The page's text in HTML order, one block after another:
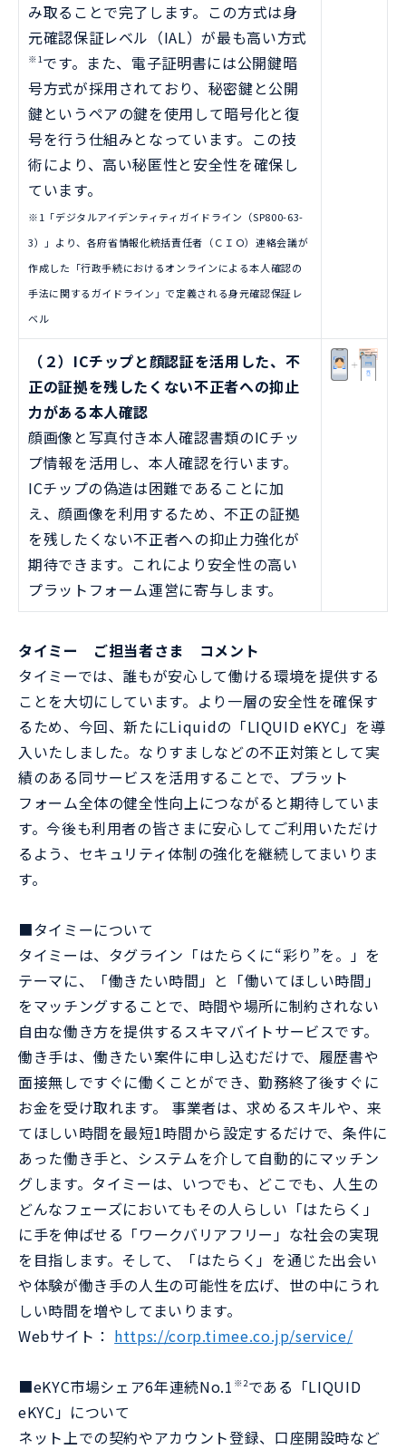
み取ることで完了します。この方式は身
元確認保証レベル（IAL）が最も高い方式
※1です。また、電子証明書には公開鍵暗
号方式が採用されており、秘密鍵と公開
鍵というペアの鍵を使用して暗号化と復
号を行う仕組みとなっています。この技
術により、高い秘匿性と安全性を確保し
ています。
※1「デジタルアイデンティティガイドライン（SP800-63-
3）」より、各府省情報化統括責任者（ＣＩＯ）連絡会議が
作成した「行政手続におけるオンラインによる本人確認の
手法に関するガイドライン」で定義される身元確認保証レ
ベル
（２）ICチップと顔認証を活用した、不
正の証拠を残したくない不正者への抑止
力がある本人確認
顔画像と写真付き本人確認書類のICチッ
プ情報を活用し、本人確認を行います。
ICチップの偽造は困難であることに加
え、顔画像を利用するため、不正の証拠
を残したくない不正者への抑止力強化が
期待できます。これにより安全性の高い
プラットフォーム運営に寄与します。
タイミー ご担当者さま コメント
タイミーでは、誰もが安心して働ける環境を提供する
ことを大切にしています。より一層の安全性を確保す
るため、今回、新たにLiquidの「LIQUID eKYC」を導
入いたしました。なりすましなどの不正対策として実
績のある同サービスを活用することで、プラット
フォーム全体の健全性向上につながると期待していま
す。今後も利用者の皆さまに安心してご利用いただけ
るよう、セキュリティ体制の強化を継続してまいりま
す。
■タイミーについて
タイミーは、タグライン「はたらくに“彩り”を。」を
テーマに、「働きたい時間」と「働いてほしい時間」
をマッチングすることで、時間や場所に制約されない
自由な働き方を提供するスキマバイトサービスです。
働き手は、働きたい案件に申し込むだけで、履歴書や
面接無しですぐに働くことができ、勤務終了後すぐに
お金を受け取れます。 事業者は、求めるスキルや、来
てほしい時間を最短1時間から設定するだけで、条件に
あった働き手と、システムを介して自動的にマッチン
グします。タイミーは、いつでも、どこでも、人生の
どんなフェーズにおいてもその人らしい「はたらく」
に手を伸ばせる「ワークバリアフリー」な社会の実現
を目指します。そして、「はたらく」を通じた出会い
や体験が働き手の人生の可能性を広げ、世の中にうれ
しい時間を増やしてまいります。
Webサイト： https://corp.timee.co.jp/service/
■eKYC市場シェア6年連続No.1 ※2である「LIQUID
eKYC」について
ネット上での契約やアカウント登録、口座開設時など